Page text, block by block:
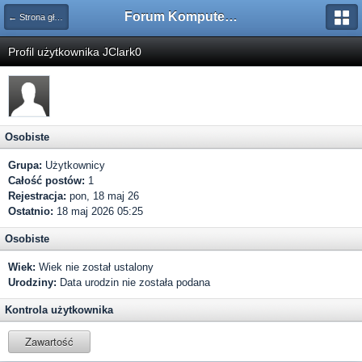
← Strona główna Forum Komputerowe PCFoster.pl
Profil użytkownika JClark0
Osobiste
Grupa: Użytkownicy
Całość postów: 1
Rejestracja: pon, 18 maj 26
Ostatnio: 18 maj 2026 05:25
Osobiste
Wiek: Wiek nie został ustalony
Urodziny: Data urodzin nie została podana
Kontrola użytkownika
Zawartość